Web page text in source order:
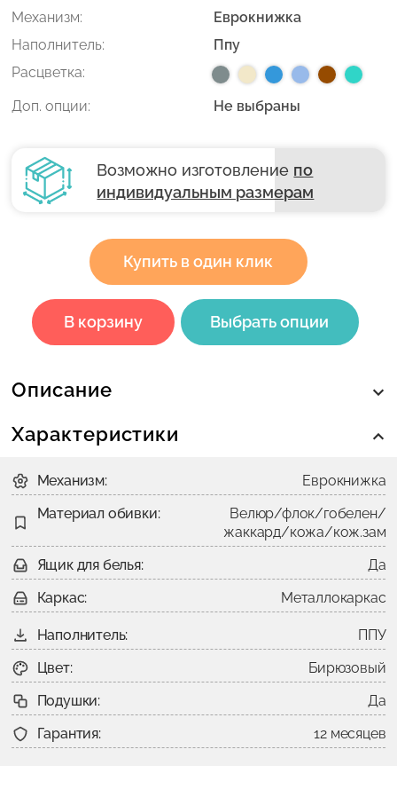
Механизм:
Еврокнижка
Наполнитель:
Ппу
Расцветка:
Доп. опции:
Не выбраны
Возможно изготовление по
индивидуальным размерам
Купить в один клик
В корзину Выбрать опции
Описание
Характеристики
Механизм:
Еврокнижка
Материал обивки:
Велюр/флок/гобелен/
жаккард/кожа/кож.зам
Ящик для белья:
Да
Каркас:
Металлокаркас
Наполнитель:
ППУ
Цвет:
Бирюзовый
Подушки:
Да
Гарантия:
12 месяцев